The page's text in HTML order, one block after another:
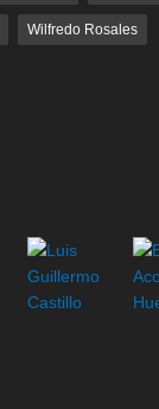
Wilfredo Rosales